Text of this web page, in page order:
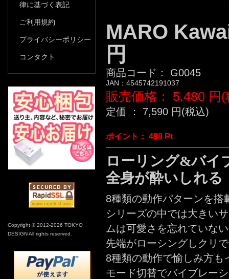
律に基づく表記
ご利用規約
プライバシーポリシー
コンタクト
Copyright © 2012-2026 TOKYO
DESIGN All rights reserved.
MARO
円
商品コード： G0045
JAN： 4545742191037
販売価格： 5,480 円
定価 ： 7,590 円(税込)
ポイント： 498 Pt
ローリング&バイ
全身が酔いしれる
8種類の動作パターンを搭
シリーズの中では大きい
ムは可愛さを忘れていな
先端がローシングしクリ
8種類の動作で愉しみ方も
モード切替でバイブレー